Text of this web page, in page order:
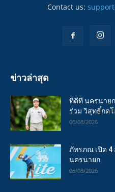
Contact us:
ข่าวล่าสุด
ทีดีที นครนาย
ร่วม วิสุทธิ์กด
06/08/2026
ภัทรภณ เปิด 4
นครนายก
05/08/2026